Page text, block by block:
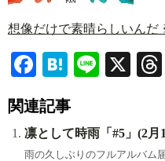
想像だけで素晴らしいん
Fa
bo
ok
H
en
a
Li
X
関連記事
凛として時雨「#5」(2月
雨の久しぶりのフルアルバム